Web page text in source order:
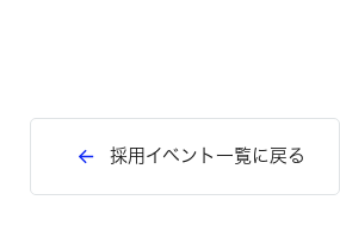
採用イベント一覧に戻る